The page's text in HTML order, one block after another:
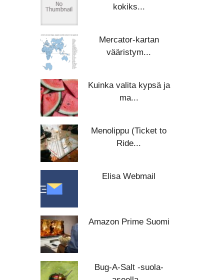
kokiks...
Mercator-kartan
vääristym...
Kuinka valita kypsä ja
ma...
Menolippu (Ticket to
Ride...
Elisa Webmail
Amazon Prime Suomi
Bug-A-Salt -suola-